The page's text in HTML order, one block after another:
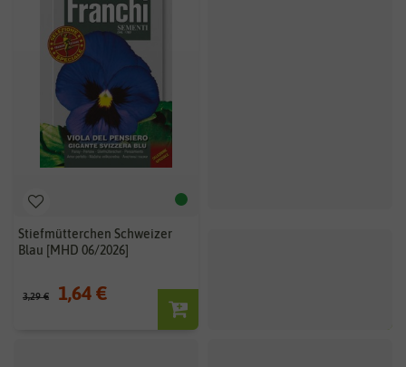
Stiefmütterchen Schweizer
Blau [MHD 06/2026]
3,29 € 1,64 €